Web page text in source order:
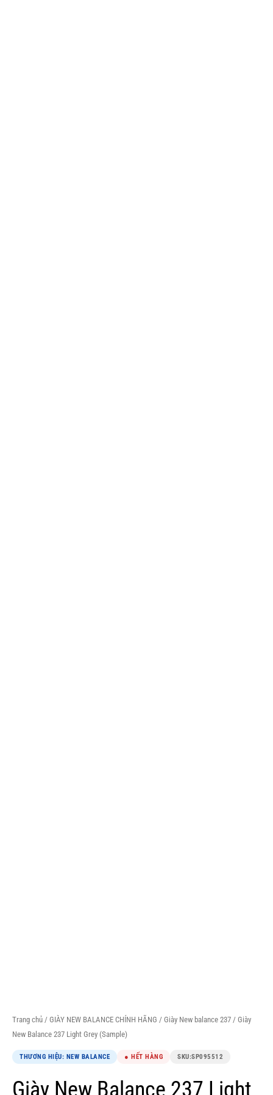
Trang chủ / GIÀY NEW BALANCE CHÍNH HÃNG / Giày New balance 237 / Giày
New Balance 237 Light Grey (Sample)
THƯƠNG HIỆU: NEW BALANCE ● HẾT HÀNG SKU:SP095512
Giày New Balance 237 Light